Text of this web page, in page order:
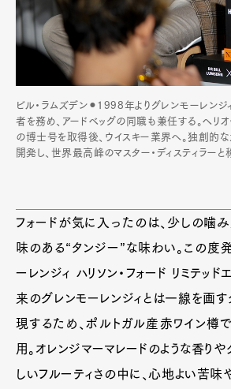
ビル・ラムズデン⚫︎1998年よりグレンモーレン
者を務め、アードベッグの同職も兼任する。ヘリ
の博士号を取得後、ウイスキー業界へ。独創的な
開発し、世界最高峰のマスター・ディスティラーと
フォードが気に入ったのは、少しの噛
味のある“タンジー”な味わい。この度
ーレンジィ ハリソン・フォード リミテッド
来のグレンモーレンジィとは一線を画
現するため、ポルトガル産赤ワイン樽
用。オレンジマーマレードのような香り
しいフルーティさの中に、心地よい苦味